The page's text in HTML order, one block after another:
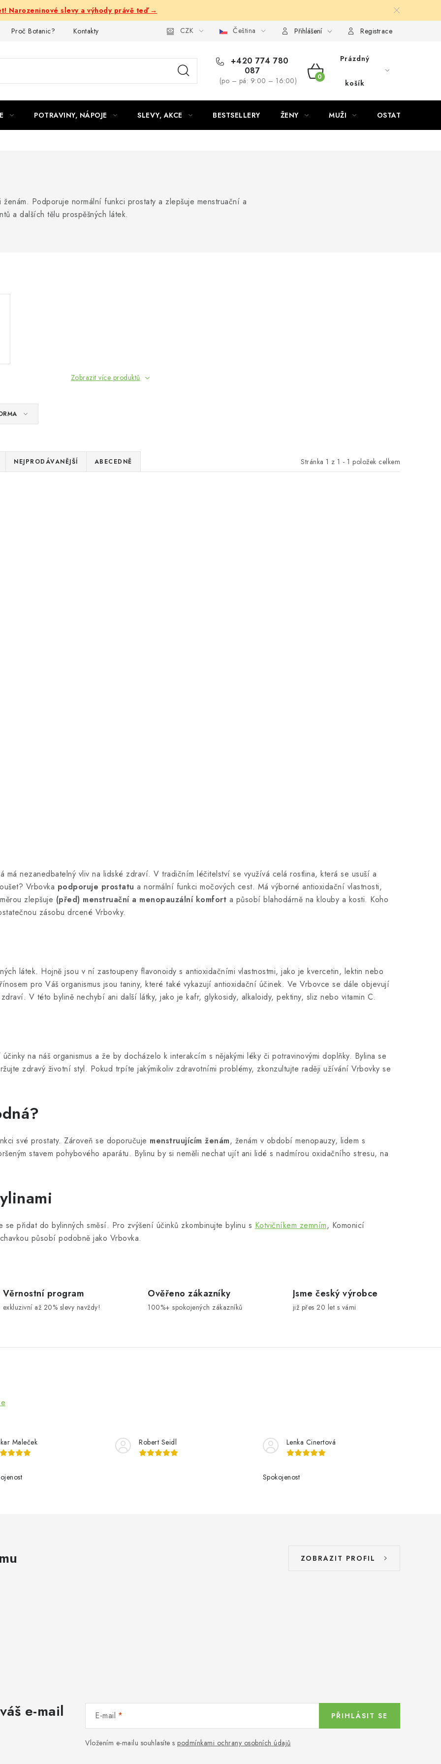
Narozeninové slevy a výhody právě teď →
Proč Botanic? Kontakty CZK Čeština Přihlášení Registrace
+420 774 780
087
(po – pá: 9:00 – 16:00)
NÁKUPNÍ
Prázdný
košík
POTRAVINY, NÁPOJE SLEVY, AKCE BESTSELLERY ŽENY MUŽI OSTATNÍ
Podporuje normální funkci prostaty a zlepšuje menstruační a
a dalších tělu prospěšných látek.
Zobrazit více produktů
Stránka 1 z 1 - 1 položek celkem
NEJPRODÁVANĚJŠÍ ABECEDNĚ
má nezanedbatelný vliv na lidské zdraví. V tradičním léčitelství se využívá celá rostlina, která se usuší a
Vrbovka podporuje prostatu a normální funkci močových cest. Má výborné antioxidační vlastnosti,
zlepšuje (před) menstruační a menopauzální komfort a působí blahodárně na klouby a kosti. Koho
zásobu drcené Vrbovky.
látek. Hojně jsou v ní zastoupeny flavonoidy s antioxidačními vlastnostmi, jako je kvercetin, lektin nebo
pro Váš organismus jsou taniny, které také vykazují antioxidační účinek. Ve Vrbovce se dále objevují
V této bylině nechybí ani další látky, jako je kafr, glykosidy, alkaloidy, pektiny, sliz nebo vitamin C.
na náš organismus a že by docházelo k interakcím s nějakými léky či potravinovými doplňky. Bylina se
zdravý životní styl. Pokud trpíte jakýmikoliv zdravotními problémy, zkonzultujte raději užívání Vrbovky se
své prostaty. Zároveň se doporučuje menstruujícím ženám, ženám v období menopauzy, lidem s
stavem pohybového aparátu. Bylinu by si neměli nechat ujít ani lidé s nadmírou oxidačního stresu, na
se přidat do bylinných směsí. Pro zvýšení účinků zkombinujte bylinu s Kotvičníkem zemním, Komonicí
působí podobně jako Vrbovka.
Věrnostní program
exkluzivní až 20% slevy navždy!
Ověřeno zákazníky
100%+ spokojených zákazníků
Jsme český výrobce
již přes 20 let s vámi
Maleček Robert Seidl Lenka Cinertová
Spokojenost
ZOBRAZIT PROFIL
e-mail E-mail
Vložením e-mailu souhlasíte s podmínkami ochrany osobních údajů
PŘIHLÁSIT SE